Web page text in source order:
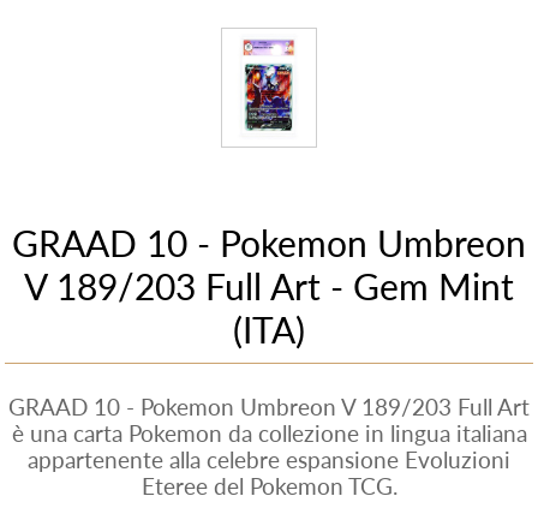
GRAAD 10 - Pokemon Umbreon
V 189/203 Full Art - Gem Mint
(ITA)
GRAAD 10 - Pokemon Umbreon V 189/203 Full Art
è una carta Pokemon da collezione in lingua italiana
appartenente alla celebre espansione Evoluzioni
Eteree del Pokemon TCG.